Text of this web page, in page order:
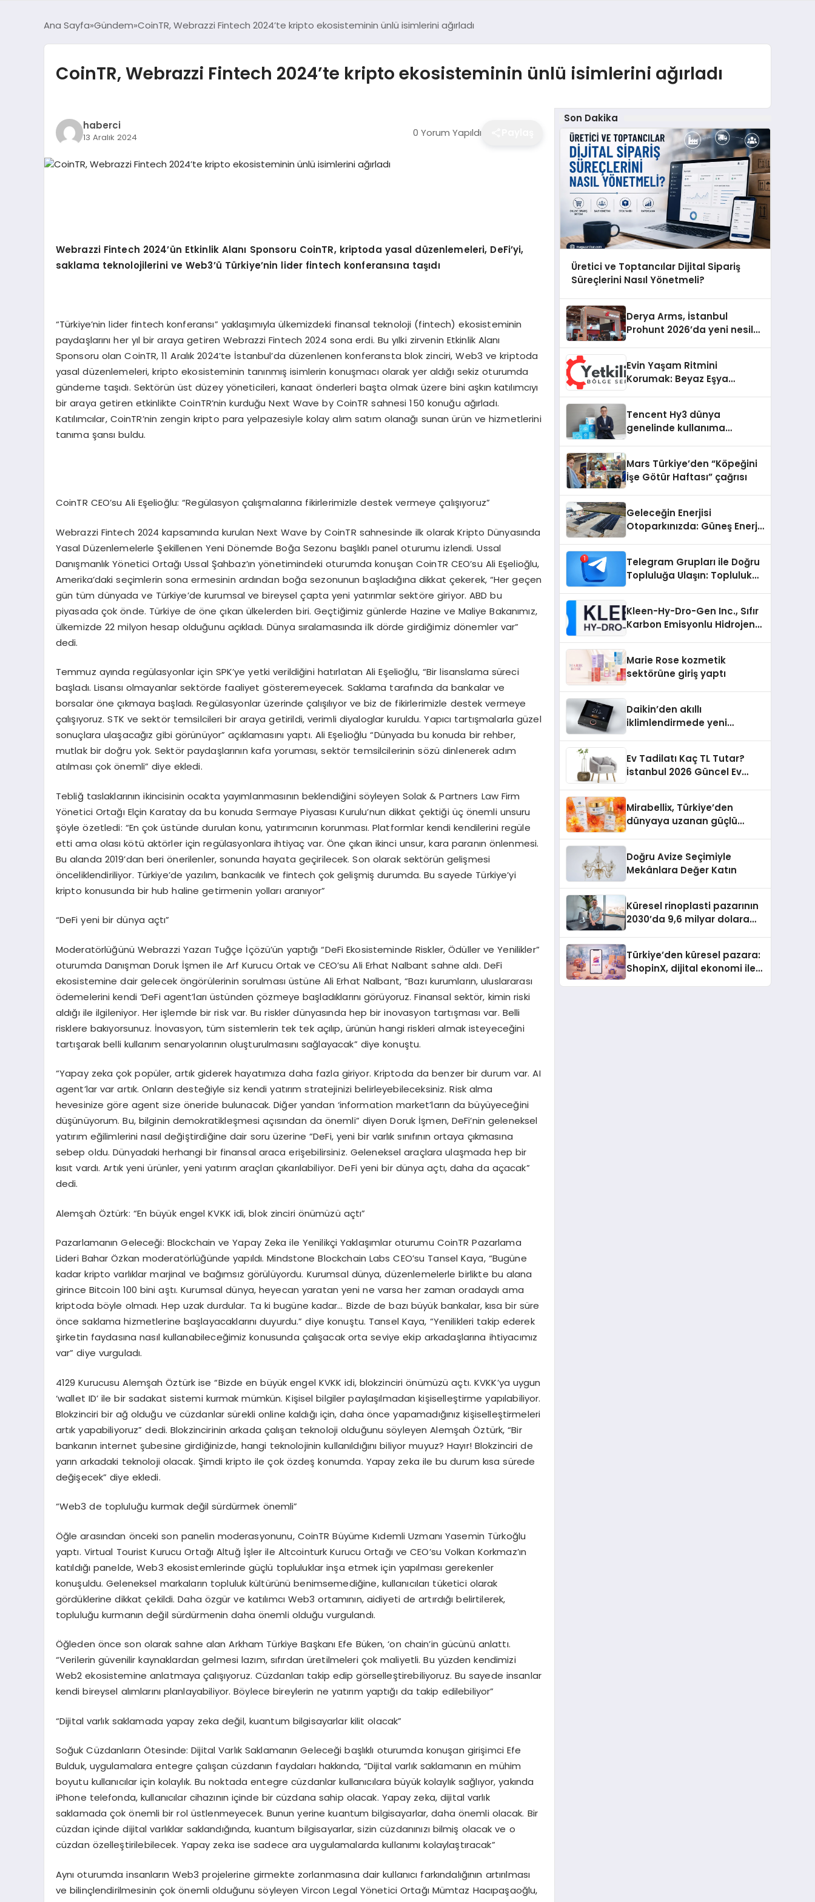
Ana Sayfa Gündem CoinTR, Webrazzi Fintech 2024’te kripto ekosisteminin ünlü isimlerini ağırladı
CoinTR, Webrazzi Fintech 2024’te kripto ekosisteminin ünlü isimlerini ağırladı
haberci
13 Aralık 2024 0 Yorum Yapıldı
Webrazzi Fintech 2024’ün Etkinlik Alanı Sponsoru CoinTR, kriptoda yasal düzenlemeleri, DeFi’yi,
saklama teknolojilerini ve Web3’ü Türkiye’nin lider fintech konferansına taşıdı
“Türkiye’nin lider fintech konferansı” yaklaşımıyla ülkemizdeki finansal teknoloji (fintech) ekosisteminin
paydaşlarını her yıl bir araya getiren Webrazzi Fintech 2024 sona erdi. Bu yılki zirvenin Etkinlik Alanı
Sponsoru olan CoinTR, 11 Aralık 2024’te İstanbul’da düzenlenen konferansta blok zinciri, Web3 ve kriptoda
yasal düzenlemeleri, kripto ekosisteminin tanınmış isimlerin konuşmacı olarak yer aldığı sekiz oturumda
gündeme taşıdı. Sektörün üst düzey yöneticileri, kanaat önderleri başta olmak üzere bini aşkın katılımcıyı
bir araya getiren etkinlikte CoinTR’nin kurduğu Next Wave by CoinTR sahnesi 150 konuğu ağırladı.
Katılımcılar, CoinTR’nin zengin kripto para yelpazesiyle kolay alım satım olanağı sunan ürün ve hizmetlerini
tanıma şansı buldu.
CoinTR CEO’su Ali Eşelioğlu: “Regülasyon çalışmalarına fikirlerimizle destek vermeye çalışıyoruz”
Webrazzi Fintech 2024 kapsamında kurulan Next Wave by CoinTR sahnesinde ilk olarak Kripto Dünyasında
Yasal Düzenlemelerle Şekillenen Yeni Dönemde Boğa Sezonu başlıklı panel oturumu izlendi. Ussal
Danışmanlık Yönetici Ortağı Ussal Şahbaz’ın yönetimindeki oturumda konuşan CoinTR CEO’su Ali Eşelioğlu,
Amerika’daki seçimlerin sona ermesinin ardından boğa sezonunun başladığına dikkat çekerek, “Her geçen
gün tüm dünyada ve Türkiye’de kurumsal ve bireysel çapta yeni yatırımlar sektöre giriyor. ABD bu
piyasada çok önde. Türkiye de öne çıkan ülkelerden biri. Geçtiğimiz günlerde Hazine ve Maliye Bakanımız,
ülkemizde 22 milyon hesap olduğunu açıkladı. Dünya sıralamasında ilk dörde girdiğimiz dönemler var”
dedi.
Temmuz ayında regülasyonlar için SPK’ye yetki verildiğini hatırlatan Ali Eşelioğlu, “Bir lisanslama süreci
başladı. Lisansı olmayanlar sektörde faaliyet gösteremeyecek. Saklama tarafında da bankalar ve
borsalar öne çıkmaya başladı. Regülasyonlar üzerinde çalışılıyor ve biz de fikirlerimizle destek vermeye
çalışıyoruz. STK ve sektör temsilcileri bir araya getirildi, verimli diyaloglar kuruldu. Yapıcı tartışmalarla güzel
sonuçlara ulaşacağız gibi görünüyor” açıklamasını yaptı. Ali Eşelioğlu “Dünyada bu konuda bir rehber,
mutlak bir doğru yok. Sektör paydaşlarının kafa yoruması, sektör temsilcilerinin sözü dinlenerek adım
atılması çok önemli” diye ekledi.
Tebliğ taslaklarının ikincisinin ocakta yayımlanmasının beklendiğini söyleyen Solak & Partners Law Firm
Yönetici Ortağı Elçin Karatay da bu konuda Sermaye Piyasası Kurulu’nun dikkat çektiği üç önemli unsuru
şöyle özetledi: “En çok üstünde durulan konu, yatırımcının korunması. Platformlar kendi kendilerini regüle
etti ama olası kötü aktörler için regülasyonlara ihtiyaç var. Öne çıkan ikinci unsur, kara paranın önlenmesi.
Bu alanda 2019’dan beri önerilenler, sonunda hayata geçirilecek. Son olarak sektörün gelişmesi
önceliklendiriliyor. Türkiye’de yazılım, bankacılık ve fintech çok gelişmiş durumda. Bu sayede Türkiye’yi
kripto konusunda bir hub haline getirmenin yolları aranıyor”
“DeFi yeni bir dünya açtı”
Moderatörlüğünü Webrazzi Yazarı Tuğçe İçözü’ün yaptığı “DeFi Ekosisteminde Riskler, Ödüller ve Yenilikler”
oturumda Danışman Doruk İşmen ile Arf Kurucu Ortak ve CEO’su Ali Erhat Nalbant sahne aldı. DeFi
ekosistemine dair gelecek öngörülerinin sorulması üstüne Ali Erhat Nalbant, “Bazı kurumların, uluslararası
ödemelerini kendi ‘DeFi agent’ları üstünden çözmeye başladıklarını görüyoruz. Finansal sektör, kimin riski
aldığı ile ilgileniyor. Her işlemde bir risk var. Bu riskler dünyasında hep bir inovasyon tartışması var. Belli
risklere bakıyorsunuz. İnovasyon, tüm sistemlerin tek tek açılıp, ürünün hangi riskleri almak isteyeceğini
tartışarak belli kullanım senaryolarının oluşturulmasını sağlayacak” diye konuştu.
“Yapay zeka çok popüler, artık giderek hayatımıza daha fazla giriyor. Kriptoda da benzer bir durum var. AI
agent’lar var artık. Onların desteğiyle siz kendi yatırım stratejinizi belirleyebileceksiniz. Risk alma
hevesinize göre agent size öneride bulunacak. Diğer yandan ‘information market’ların da büyüyeceğini
düşünüyorum. Bu, bilginin demokratikleşmesi açısından da önemli” diyen Doruk İşmen, DeFi’nin geleneksel
yatırım eğilimlerini nasıl değiştirdiğine dair soru üzerine “DeFi, yeni bir varlık sınıfının ortaya çıkmasına
sebep oldu. Dünyadaki herhangi bir finansal araca erişebilirsiniz. Geleneksel araçlara ulaşmada hep bir
kısıt vardı. Artık yeni ürünler, yeni yatırım araçları çıkarılabiliyor. DeFi yeni bir dünya açtı, daha da açacak”
dedi.
Alemşah Öztürk: “En büyük engel KVKK idi, blok zinciri önümüzü açtı”
Pazarlamanın Geleceği: Blockchain ve Yapay Zeka ile Yenilikçi Yaklaşımlar oturumu CoinTR Pazarlama
Lideri Bahar Özkan moderatörlüğünde yapıldı. Mindstone Blockchain Labs CEO’su Tansel Kaya, “Bugüne
kadar kripto varlıklar marjinal ve bağımsız görülüyordu. Kurumsal dünya, düzenlemelerle birlikte bu alana
girince Bitcoin 100 bini aştı. Kurumsal dünya, heyecan yaratan yeni ne varsa her zaman oradaydı ama
kriptoda böyle olmadı. Hep uzak durdular. Ta ki bugüne kadar… Bizde de bazı büyük bankalar, kısa bir süre
önce saklama hizmetlerine başlayacaklarını duyurdu.” diye konuştu. Tansel Kaya, “Yenilikleri takip ederek
şirketin faydasına nasıl kullanabileceğimiz konusunda çalışacak orta seviye ekip arkadaşlarına ihtiyacımız
var” diye vurguladı.
4129 Kurucusu Alemşah Öztürk ise “Bizde en büyük engel KVKK idi, blokzinciri önümüzü açtı. KVKK’ya uygun
‘wallet ID’ ile bir sadakat sistemi kurmak mümkün. Kişisel bilgiler paylaşılmadan kişiselleştirme yapılabiliyor.
Blokzinciri bir ağ olduğu ve cüzdanlar sürekli online kaldığı için, daha önce yapamadığınız kişiselleştirmeleri
artık yapabiliyoruz” dedi. Blokzincirinin arkada çalışan teknoloji olduğunu söyleyen Alemşah Öztürk, “Bir
bankanın internet şubesine girdiğinizde, hangi teknolojinin kullanıldığını biliyor muyuz? Hayır! Blokzinciri de
yarın arkadaki teknoloji olacak. Şimdi kripto ile çok özdeş konumda. Yapay zeka ile bu durum kısa sürede
değişecek” diye ekledi.
“Web3 de topluluğu kurmak değil sürdürmek önemli”
Öğle arasından önceki son panelin moderasyonunu, CoinTR Büyüme Kıdemli Uzmanı Yasemin Türkoğlu
yaptı. Virtual Tourist Kurucu Ortağı Altuğ İşler ile Altcointurk Kurucu Ortağı ve CEO’su Volkan Korkmaz’ın
katıldığı panelde, Web3 ekosistemlerinde güçlü topluluklar inşa etmek için yapılması gerekenler
konuşuldu. Geleneksel markaların topluluk kültürünü benimsemediğine, kullanıcıları tüketici olarak
gördüklerine dikkat çekildi. Daha özgür ve katılımcı Web3 ortamının, aidiyeti de artırdığı belirtilerek,
topluluğu kurmanın değil sürdürmenin daha önemli olduğu vurgulandı.
Öğleden önce son olarak sahne alan Arkham Türkiye Başkanı Efe Büken, ‘on chain’in gücünü anlattı.
“Verilerin güvenilir kaynaklardan gelmesi lazım, sıfırdan üretilmeleri çok maliyetli. Bu yüzden kendimizi
Web2 ekosistemine anlatmaya çalışıyoruz. Cüzdanları takip edip görselleştirebiliyoruz. Bu sayede insanlar
kendi bireysel alımlarını planlayabiliyor. Böylece bireylerin ne yatırım yaptığı da takip edilebiliyor”
“Dijital varlık saklamada yapay zeka değil, kuantum bilgisayarlar kilit olacak”
Soğuk Cüzdanların Ötesinde: Dijital Varlık Saklamanın Geleceği başlıklı oturumda konuşan girişimci Efe
Bulduk, uygulamalara entegre çalışan cüzdanın faydaları hakkında, “Dijital varlık saklamanın en mühim
boyutu kullanıcılar için kolaylık. Bu noktada entegre cüzdanlar kullanıcılara büyük kolaylık sağlıyor, yakında
iPhone telefonda, kullanıcılar cihazının içinde bir cüzdana sahip olacak. Yapay zeka, dijital varlık
saklamada çok önemli bir rol üstlenmeyecek. Bunun yerine kuantum bilgisayarlar, daha önemli olacak. Bir
cüzdan içinde dijital varlıklar saklandığında, kuantum bilgisayarlar, sizin cüzdanınızı bilmiş olacak ve o
cüzdan özelleştirilebilecek. Yapay zeka ise sadece ara uygulamalarda kullanımı kolaylaştıracak”
Aynı oturumda insanların Web3 projelerine girmekte zorlanmasına dair kullanıcı farkındalığının artırılması
ve bilinçlendirilmesinin çok önemli olduğunu söyleyen Vircon Legal Yönetici Ortağı Mümtaz Hacıpaşaoğlu,
Son Dakika
Üretici ve Toptancılar Dijital Sipariş
Süreçlerini Nasıl Yönetmeli?
Derya Arms, İstanbul
Prohunt 2026’da yeni nesil
Evin Yaşam Ritmini
Korumak: Beyaz Eşya
Tencent Hy3 dünya
genelinde kullanıma
Mars Türkiye’den “Köpeğini
İşe Götür Haftası” çağrısı
Geleceğin Enerjisi
Otoparkınızda: Güneş Enerjili
Telegram Grupları ile Doğru
Topluluğa Ulaşın: Topluluk
Kleen-Hy-Dro-Gen Inc., Sıfır
Karbon Emisyonlu Hidrojen
Aldı
Marie Rose kozmetik
sektörüne giriş yaptı
Daikin’den akıllı
iklimlendirmede yeni
Ev Tadilatı Kaç TL Tutar?
İstanbul 2026 Güncel Ev
Mirabellix, Türkiye’den
dünyaya uzanan güçlü
Doğru Avize Seçimiyle
Mekânlara Değer Katın
Küresel rinoplasti pazarının
2030’da 9,6 milyar dolara
Türkiye’den küresel pazara:
ShopinX, dijital ekonomi ile